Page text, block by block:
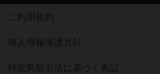
ご利用規約
個人情報保護方針
特定商取引法に基づく表記